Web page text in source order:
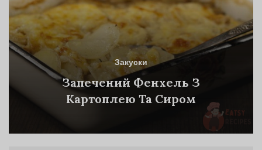
Закуски
Запечений Фенхель З
Картоплею Та Сиром